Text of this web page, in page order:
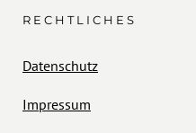
RECHTLICHES
Datenschutz
Impressum